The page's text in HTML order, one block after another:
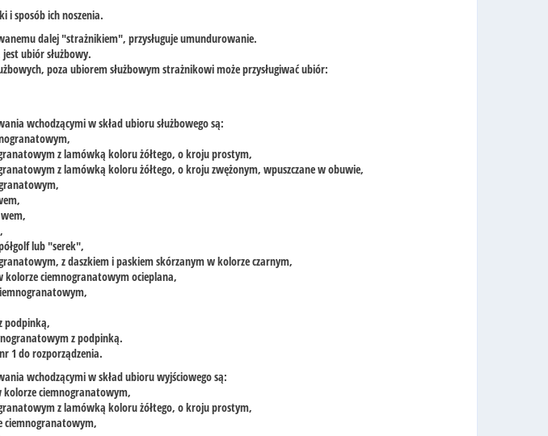
i sposób ich noszenia.
dalej "strażnikiem", przysługuje umundurowanie.
ubiór służbowy.
poza ubiorem służbowym strażnikowi może przysługiwać ubiór:
wchodzącymi w skład ubioru służbowego są:
z lamówką koloru żółtego, o kroju prostym,
z lamówką koloru żółtego, o kroju zwężonym, wpuszczane w obuwie,
lub "serek",
z daszkiem i paskiem skórzanym w kolorze czarnym,
kolorze ciemnogranatowym ocieplana,
podpinką,
z podpinką.
1 do rozporządzenia.
wchodzącymi w skład ubioru wyjściowego są:
ciemnogranatowym,
z lamówką koloru żółtego, o kroju prostym,
ciemnogranatowym,